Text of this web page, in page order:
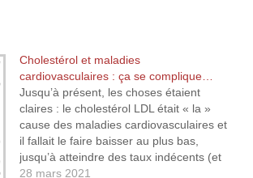
Cholestérol et maladies
cardiovasculaires : ça se complique…
Jusqu’à présent, les choses étaient
claires : le cholestérol LDL était « la »
cause des maladies cardiovasculaires et
il fallait le faire baisser au plus bas,
jusqu’à atteindre des taux indécents (et
surtout nocifs pour la santé), les
28 mars 2021